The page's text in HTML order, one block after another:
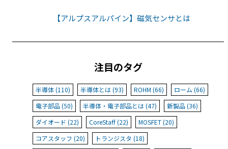
【アルプスアルパイン】磁気センサとは
注目のタグ
半導体 (110) 半導体とは (93) ROHM (66)
ローム (66)
電子部品 (50)
半導体・電子部品とは (47)
新製品 (36)
ダイオード (22)
CoreStaff (22)
MOSFET (20)
コアスタッフ (20)
トランジスタ (18)